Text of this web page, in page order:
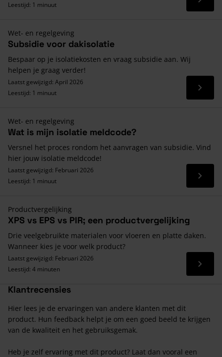
Leestijd: 1 minuut
Lees
Wet- en regelgeving
Subsidie voor dakisolatie
Bespaar op je isolatiekosten en vraag subsidie aan. Wij
helpen je graag verder!
Laatst gewijzigd: April 2026
Leestijd: 1 minuut
Lees
Wet- en regelgeving
Wat is mijn isolatie meldcode?
Versnel het proces rondom het aanvragen van subsidie. Vind
hier jouw isolatie meldcode!
Laatst gewijzigd: Februari 2026
Leestijd: 1 minuut
Lees
Productvergelijking
XPS vs EPS vs PIR; een productvergelijking
Drie veelgebruikte materialen voor vloeren en platte daken.
Wanneer kies je voor welk product?
Laatst gewijzigd: Februari 2026
Leestijd: 4 minuten
Lees
Klantrecensies
Hier lees je de ervaringen van andere klanten met dit
product. Hun feedback helpt je om een goed beeld te krijgen
van de kwaliteit en het gebruiksgemak.
Heb je zelf ervaring met dit product? Laat dan vooral een